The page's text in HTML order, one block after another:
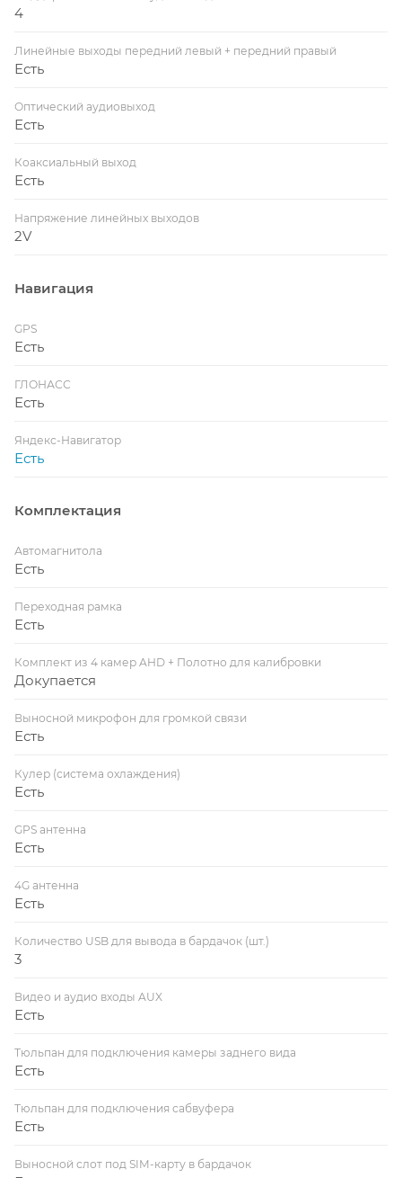
4
Линейные выходы передний левый + передний правый
Есть
Оптический аудиовыход
Есть
Коаксиальный выход
Есть
Напряжение линейных выходов
2V
Навигация
GPS
Есть
ГЛОНАСС
Есть
Яндекс-Навигатор
Есть
Комплектация
Автомагнитола
Есть
Переходная рамка
Есть
Комплект из 4 камер AHD + Полотно для калибровки
Докупается
Выносной микрофон для громкой связи
Есть
Кулер (система охлаждения)
Есть
GPS антенна
Есть
4G антенна
Есть
Количество USB для вывода в бардачок (шт.)
3
Видео и аудио входы AUX
Есть
Тюльпан для подключения камеры заднего вида
Есть
Тюльпан для подключения сабвуфера
Есть
Выносной слот под SIM-карту в бардачок